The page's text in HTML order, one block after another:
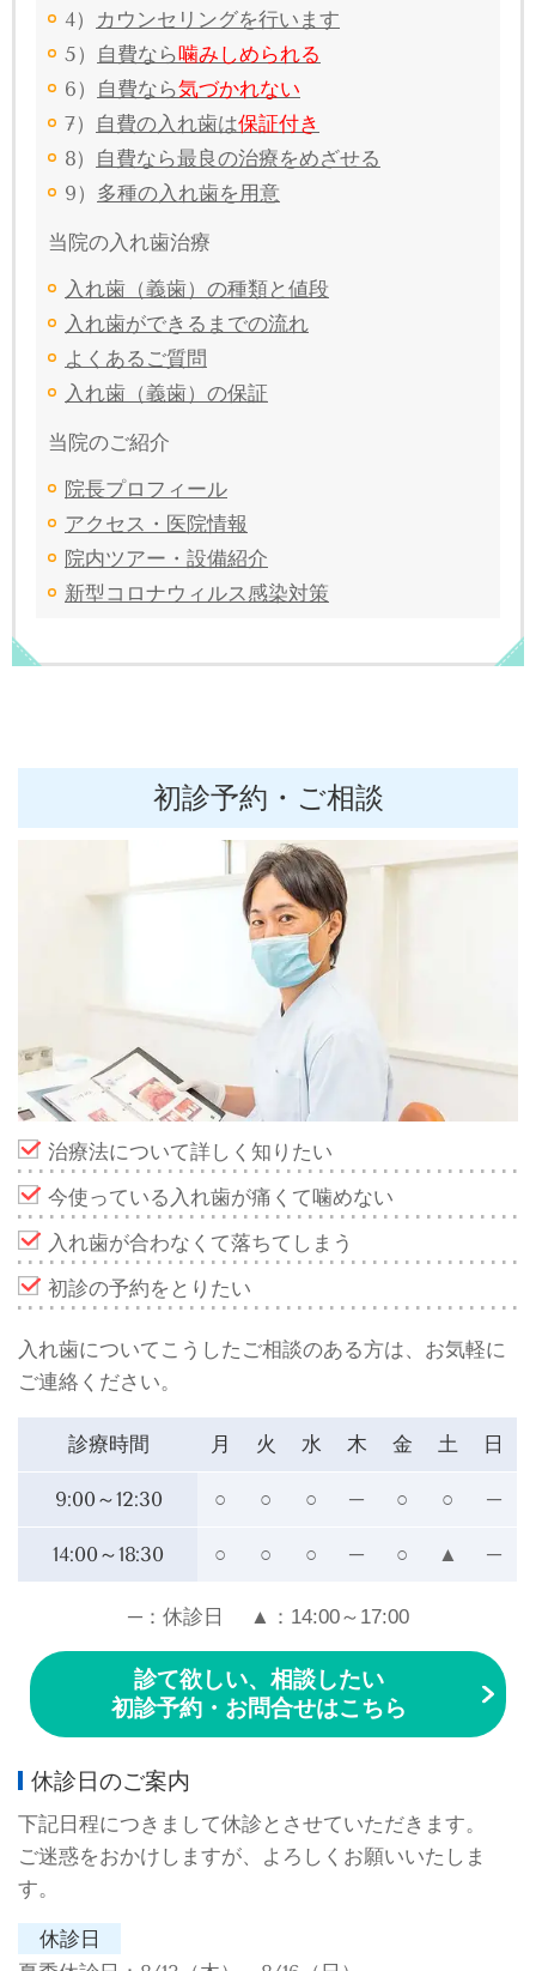
4） カウンセリングを行います
5） 自費なら噛みしめられる
6） 自費なら気づかれない
7） 自費の入れ歯は保証付き
8） 自費なら最良の治療をめざせる
9） 多種の入れ歯を用意
当院の入れ歯治療
入れ歯（義歯）の種類と値段
入れ歯ができるまでの流れ
よくあるご質問
入れ歯（義歯）の保証
当院のご紹介
院長プロフィール
アクセス・医院情報
院内ツアー・設備紹介
新型コロナウィルス感染対策
初診予約・ご相談
治療法について詳しく知りたい
今使っている入れ歯が痛くて噛めない
入れ歯が合わなくて落ちてしまう
初診の予約をとりたい
入れ歯についてこうしたご相談のある方は、お気軽に
ご連絡ください。
診療時間 月 火 水 木 金 土 日
9:00～12:30 ○ ○ ○ ─ ○ ○ ─
14:00～18:30 ○ ○ ○ ─ ○ ▲ ─
─：休診日 ▲：14:00～17:00
診て欲しい、相談したい
初診予約・お問合せはこちら
休診日のご案内
下記日程につきまして休診とさせていただきます。
ご迷惑をおかけしますが、よろしくお願いいたしま
す。
休診日